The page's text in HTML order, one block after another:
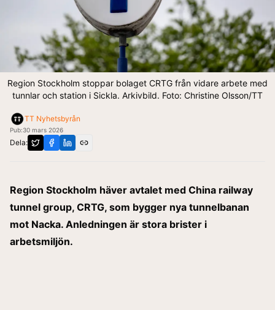
Region Stockholm stoppar bolaget CRTG från vidare arbete med
tunnlar och station i Sickla. Arkivbild. Foto: Christine Olsson/TT
TT Nyhetsbyrån
Pub:30 mars 2026
Dela:
Region Stockholm häver avtalet med China railway
tunnel group, CRTG, som bygger nya tunnelbanan
mot Nacka. Anledningen är stora brister i
arbetsmiljön.